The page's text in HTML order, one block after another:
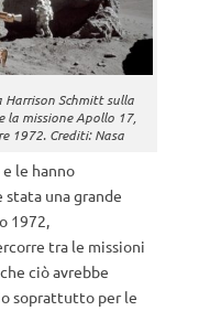
Harrison Schmitt sulla
la missione Apollo 17,
1972. Crediti: Nasa
le hanno
una grande
1972,
tra le missioni
ciò avrebbe
soprattutto per le